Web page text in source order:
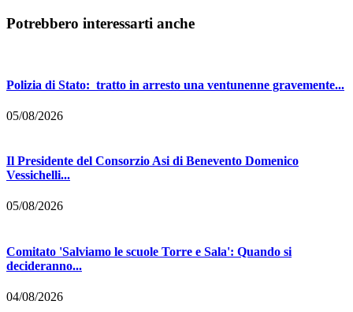
Potrebbero interessarti anche
Polizia di Stato: tratto in arresto una ventunenne gravemente...
05/08/2026
Il Presidente del Consorzio Asi di Benevento Domenico
Vessichelli...
05/08/2026
Comitato 'Salviamo le scuole Torre e Sala': Quando si
decideranno...
04/08/2026